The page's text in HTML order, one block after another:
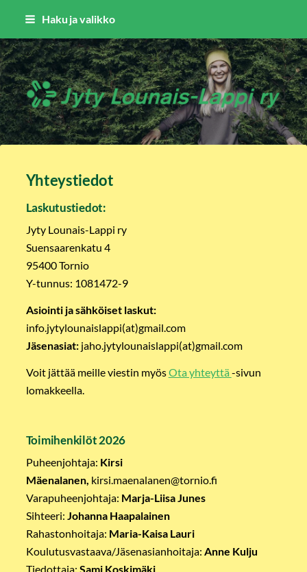
Siirry
sisältöön
Haku ja valikko
Jyty Lounais-Lappi ry
Yhteystiedot
Laskutustiedot:
Jyty Lounais-Lappi ry
Suensaarenkatu 4
95400 Tornio
Y-tunnus: 1081472-9
Asiointi ja sähköiset laskut:
info.jytylounaislappi(at)gmail.com
Jäsenasiat: jaho.jytylounaislappi(at)gmail.com
Voit jättää meille viestin myösOta yhteyttä-sivun
lomakkeella.
Toimihenkilöt 2026
Puheenjohtaja: Kirsi
Mäenalanen, kirsi.maenalanen@tornio.fi
Varapuheenjohtaja: Marja-Liisa Junes
Sihteeri: Johanna Haapalainen
Rahastonhoitaja: Maria-Kaisa Lauri
Koulutusvastaava/Jäsenasianhoitaja: Anne Kulju
Tiedottaja: Sami Koskimäki